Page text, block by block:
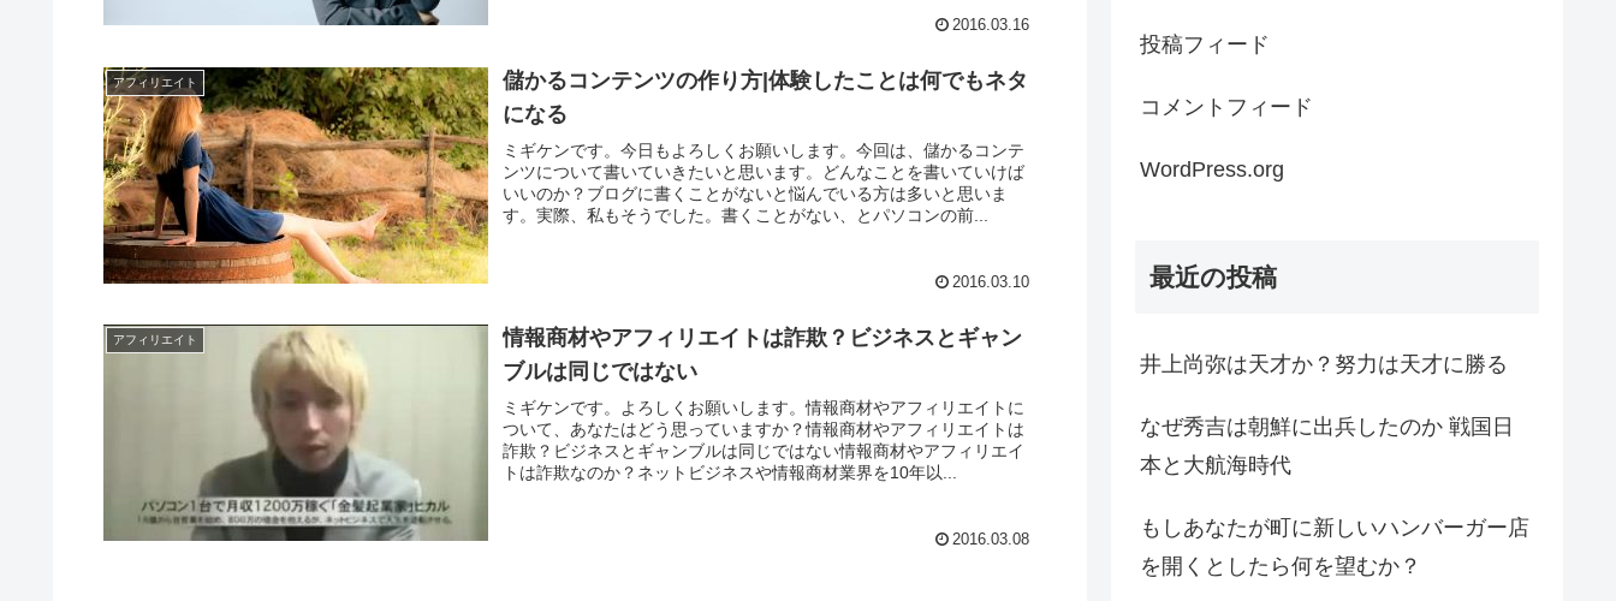
2016.03.16
アフィリエイト
儲かるコンテンツの作り方|体験したことは何でもネタ
になる
ミギケンです。今日もよろしくお願いします。今回は、儲かるコンテ
ンツについて書いていきたいと思います。どんなことを書いていけば
いいのか？ブログに書くことがないと悩んでいる方は多いと思いま
す。実際、私もそうでした。書くことがない、とパソコンの前...
2016.03.10
アフィリエイト
情報商材やアフィリエイトは詐欺？ビジネスとギャン
ブルは同じではない
ミギケンです。よろしくお願いします。情報商材やアフィリエイトに
ついて、あなたはどう思っていますか？情報商材やアフィリエイトは
詐欺？ビジネスとギャンブルは同じではない情報商材やアフィリエイ
トは詐欺なのか？ネットビジネスや情報商材業界を10年以...
2016.03.08
投稿フィード
コメントフィード
WordPress.org
最近の投稿
井上尚弥は天才か？努力は天才に勝る
なぜ秀吉は朝鮮に出兵したのか 戦国日
本と大航海時代
もしあなたが町に新しいハンバーガー店
を開くとしたら何を望むか？